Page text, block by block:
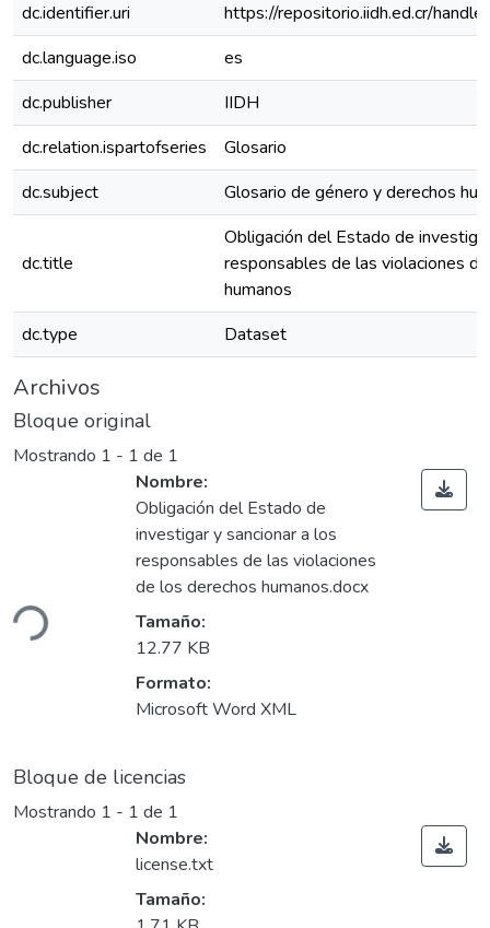
dc.identifier.uri
https://repositorio.iidh.ed.cr/
dc.language.iso
es
dc.publisher
IIDH
dc.relation.ispartofseries
Glosario
dc.subject
Glosario de género y derechos
dc.title
Obligación del Estado de
responsables de las violaciones
humanos
dc.type
Dataset
Archivos
Bloque original
Mostrando 1 - 1 de 1
Nombre:
Obligación del Estado de
investigar y sancionar a los
responsables de las violaciones
de los derechos humanos.docx
Tamaño:
12.77 KB
Formato:
Microsoft Word XML
Bloque de licencias
Mostrando 1 - 1 de 1
Nombre:
license.txt
Tamaño: